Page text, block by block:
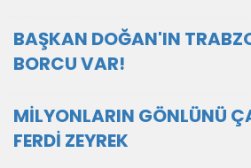
BAŞKAN DOĞAN'IN
BORCU VAR!
MİLYONLARIN GÖNLÜNÜ
FERDİ ZEYREK